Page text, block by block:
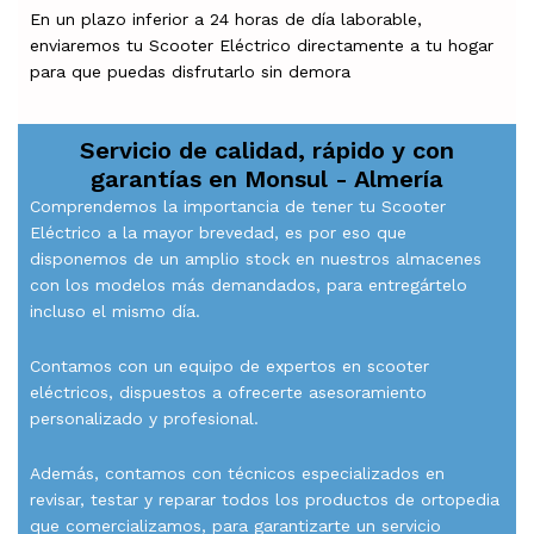
En un plazo inferior a 24 horas de día laborable,
enviaremos tu Scooter Eléctrico directamente a tu hogar
para que puedas disfrutarlo sin demora
Servicio de calidad, rápido y con
garantías en Monsul - Almería
Comprendemos la importancia de tener tu Scooter
Eléctrico a la mayor brevedad, es por eso que
disponemos de un amplio stock en nuestros almacenes
con los modelos más demandados, para entregártelo
incluso el mismo día.
Contamos con un equipo de expertos en scooter
eléctricos, dispuestos a ofrecerte asesoramiento
personalizado y profesional.
Además, contamos con técnicos especializados en
revisar, testar y reparar todos los productos de ortopedia
que comercializamos, para garantizarte un servicio